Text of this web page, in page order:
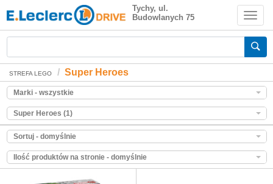
Super Heroes
Zakupy spożywcze online
Tychy, ul.
Budowlanych 75
STREFA LEGO Super Heroes
Marki - wszystkie
Super Heroes (1)
Sortuj - domyślnie
Ilość produktów na stronie - domyślnie